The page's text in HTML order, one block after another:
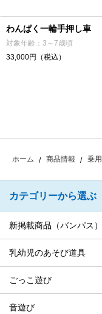
わんぱく一輪手押し車
対象年齢：3～7歳頃
33,000円（税込）
ホーム 商品情報 乗
カテゴリーから選ぶ
新掲載商品（バンパス）
乳幼児のあそび道具
ごっこ遊び
音遊び